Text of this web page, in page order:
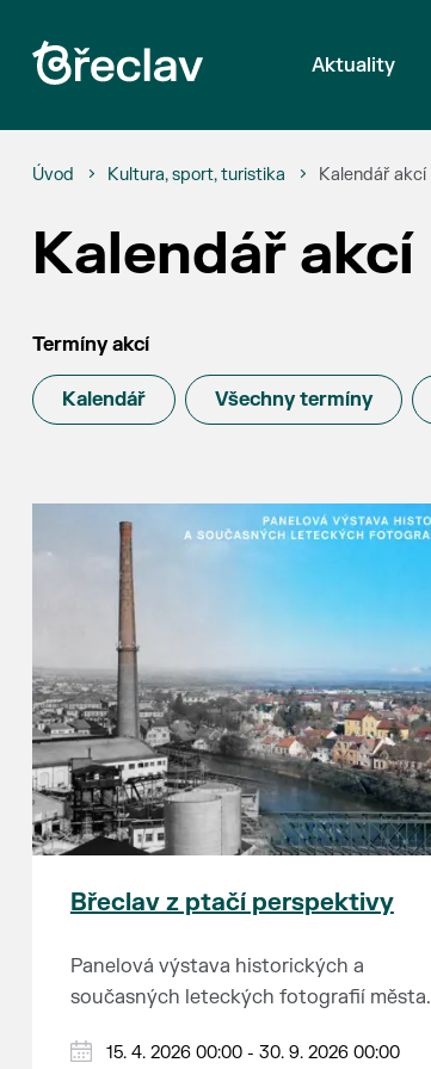
Aktuality
Úvod Kultura, sport, turistika Kalendář akcí
Kalendář akcí
Termíny akcí
Kalendář Všechny termíny
Břeclav z ptačí perspektivy
Panelová výstava historických a
současných leteckých fotografií města.
15. 4. 2026 00:00 - 30. 9. 2026 00:00